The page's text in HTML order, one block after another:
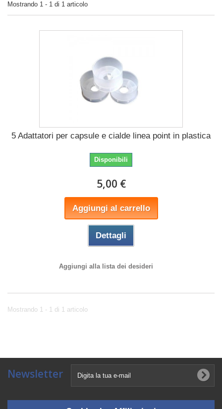
Mostrando 1 - 1 di 1 articolo
5 Adattatori per capsule e cialde linea point in plastica
Disponibili
5,00 €
Aggiungi al carrello
Dettagli
Aggiungi alla lista dei desideri
Mostrando 1 - 1 di 1 articolo
Newsletter